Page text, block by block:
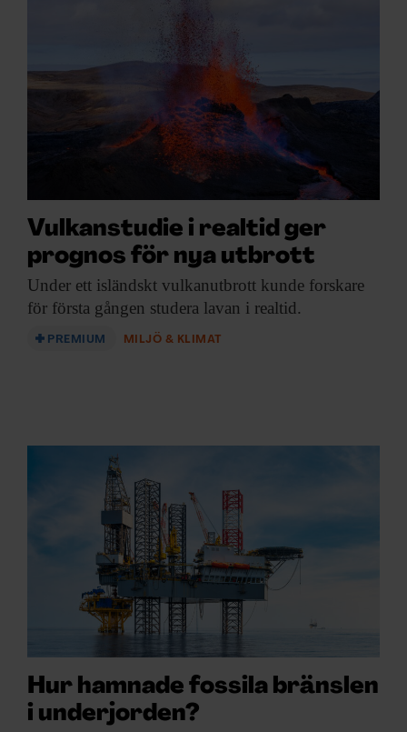
Vulkanstudie i realtid ger
prognos för nya utbrott
Under ett isländskt vulkanutbrott kunde forskare
för första gången studera lavan i realtid.
PREMIUM MILJÖ & KLIMAT
Hur hamnade fossila bränslen
i underjorden?